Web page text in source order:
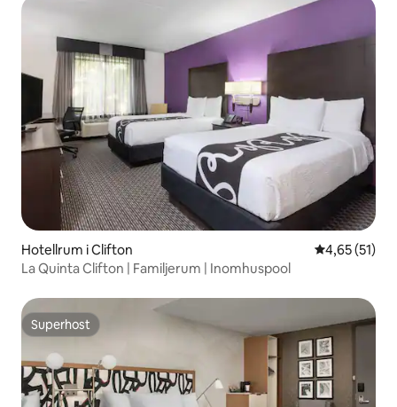
Hotellrum i Clifton 4,65 av 5 i
4,65 (51)
La Quinta Clifton | Familjerum | Inomhuspool
Superhost
Superhost